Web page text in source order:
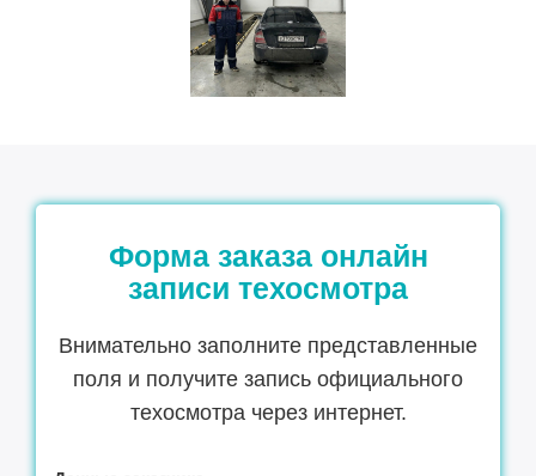
Форма заказа онлайн
записи техосмотра
Внимательно заполните представленные
поля и получите запись официального
техосмотра через интернет.